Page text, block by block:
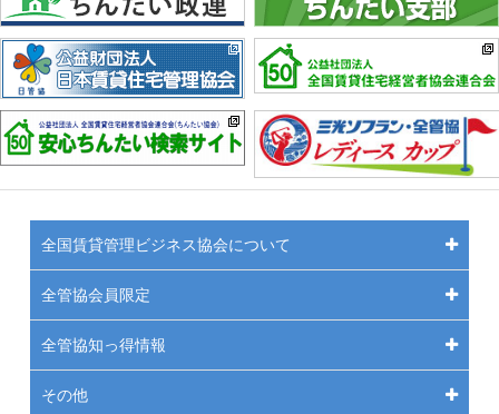
全国賃貸管理ビジネス協会について
全管協会員限定
全管協知っ得情報
その他